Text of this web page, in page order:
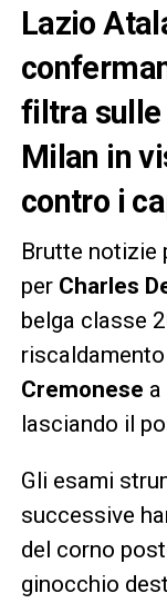
Lazio
filtra sulle
Milan in
contro i
Brutte notizie
per Charles
belga classe
Cremonese
lasciando il
Gli esami
successive
del corno
ginocchio